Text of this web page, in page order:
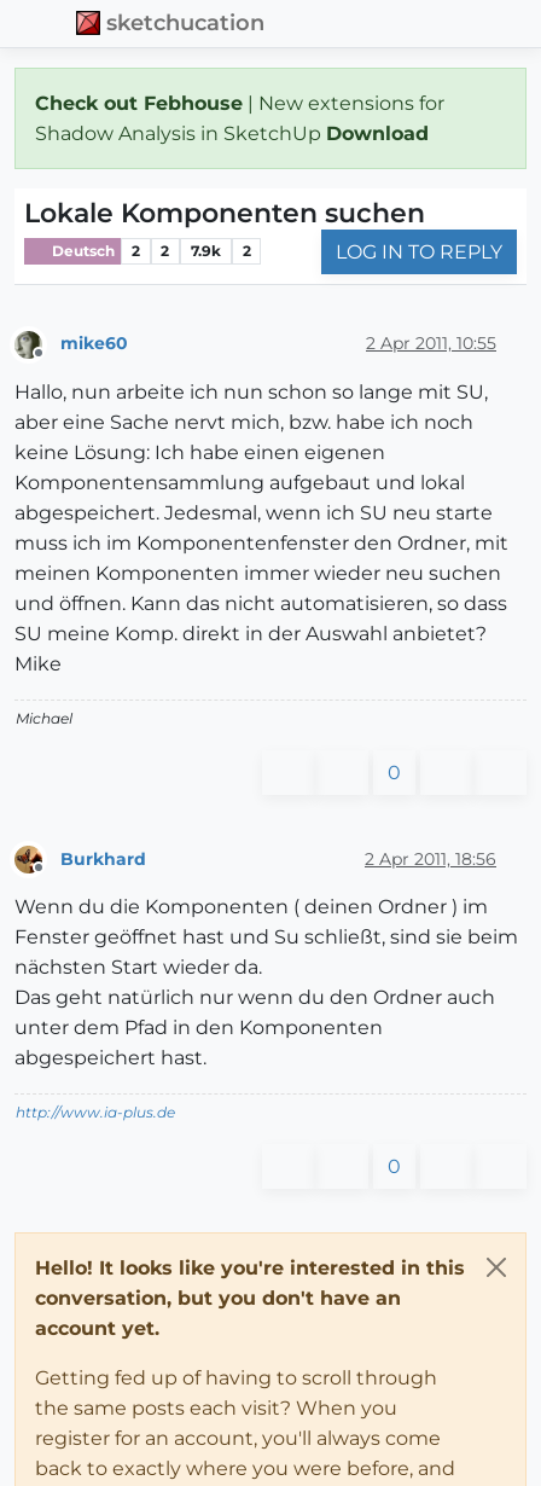
sketchucation
Check out Febhouse | New extensions for
Shadow Analysis in SketchUp Download
Lokale Komponenten suchen
Deutsch 2 2 7.9k 2 LOG IN TO REPLY
mike60 2 Apr 2011, 10:55
Hallo, nun arbeite ich nun schon so lange mit SU,
aber eine Sache nervt mich, bzw. habe ich noch
keine Lösung: Ich habe einen eigenen
Komponentensammlung aufgebaut und lokal
abgespeichert. Jedesmal, wenn ich SU neu starte
muss ich im Komponentenfenster den Ordner, mit
meinen Komponenten immer wieder neu suchen
und öffnen. Kann das nicht automatisieren, so dass
SU meine Komp. direkt in der Auswahl anbietet?
Mike
Michael
0
Burkhard 2 Apr 2011, 18:56
Wenn du die Komponenten ( deinen Ordner ) im
Fenster geöffnet hast und Su schließt, sind sie beim
nächsten Start wieder da.
Das geht natürlich nur wenn du den Ordner auch
unter dem Pfad in den Komponenten
abgespeichert hast.
http://www.ia-plus.de
0
Hello! It looks like you're interested in this
conversation, but you don't have an
account yet.
Getting fed up of having to scroll through
the same posts each visit? When you
register for an account, you'll always come
back to exactly where you were before, and